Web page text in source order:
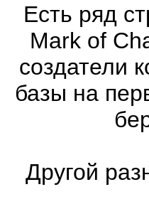
Есть ряд
Mark of
создатели
базы на
Другой